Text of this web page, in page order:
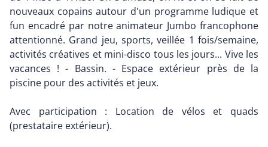
nouveaux copains autour d'un programme ludique et
fun encadré par notre animateur Jumbo francophone
attentionné. Grand jeu, sports, veillée 1 fois/semaine,
activités créatives et mini-disco tous les jours... Vive les
vacances ! - Bassin. - Espace extérieur près de la
piscine pour des activités et jeux.
Avec participation : Location de vélos et quads
(prestataire extérieur).